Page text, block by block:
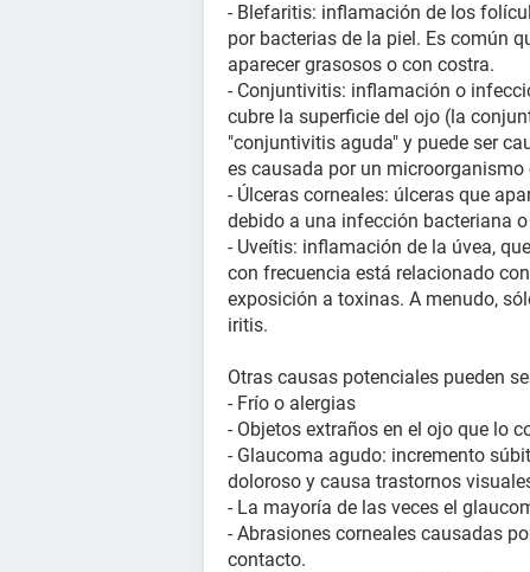
- Blefaritis: inflamación de los
por bacterias de la piel. Es común
aparecer grasosos o con costra.
- Conjuntivitis: inflamación o
cubre la superficie del ojo (la
"conjuntivitis aguda" y puede ser
es causada por un
- Úlceras corneales: úlceras que
debido a una infección bacteriana
- Uveítis: inflamación de la úvea,
con frecuencia está relacionado
exposición a toxinas. A menudo,
iritis.
Otras causas potenciales pueden
- Frío o alergias
- Objetos extraños en el ojo que lo
- Glaucoma agudo: incremento
doloroso y causa trastornos
- La mayoría de las veces el
- Abrasiones corneales causadas
contacto.